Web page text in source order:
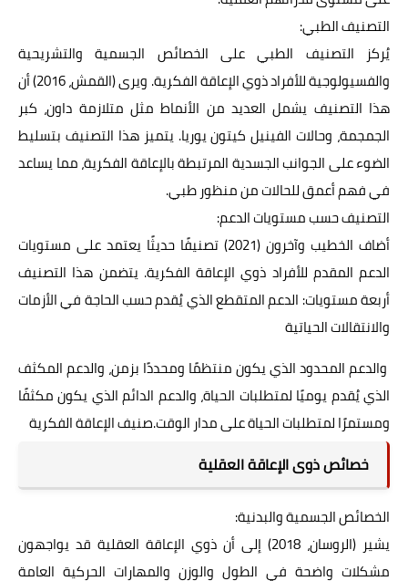
التصنيف الطبي:
يُركز التصنيف الطبي على الخصائص الجسمية والتشريحية
والفسيولوجية للأفراد ذوي الإعاقة الفكرية. ويرى (القمش، 2016) أن
هذا التصنيف يشمل العديد من الأنماط مثل متلازمة داون، كبر
الجمجمة، وحالات الفينيل كيتون يوريا. يتميز هذا التصنيف بتسليط
الضوء على الجوانب الجسدية المرتبطة بالإعاقة الفكرية، مما يساعد
في فهم أعمق للحالات من منظور طبي.
التصنيف حسب مستويات الدعم:
أضاف الخطيب وآخرون (2021) تصنيفًا حديثًا يعتمد على مستويات
الدعم المقدم للأفراد ذوي الإعاقة الفكرية. يتضمن هذا التصنيف
أربعة مستويات: الدعم المتقطع الذي يُقدم حسب الحاجة في الأزمات
والانتقالات الحياتية
والدعم المحدود الذي يكون منتظمًا ومحددًا بزمن، والدعم المكثف
الذي يُقدم يوميًا لمتطلبات الحياة، والدعم الدائم الذي يكون مكثفًا
ومستمرًا لمتطلبات الحياة على مدار الوقت.صنيف الإعاقة الفكرية
خصائص ذوى الإعاقة العقلية
الخصائص الجسمية والبدنية:
يشير (الروسان، 2018) إلى أن ذوي الإعاقة العقلية قد يواجهون
مشكلات واضحة في الطول والوزن والمهارات الحركية العامة